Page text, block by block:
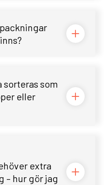
sorteras som
eller
extra
– hur gör jag